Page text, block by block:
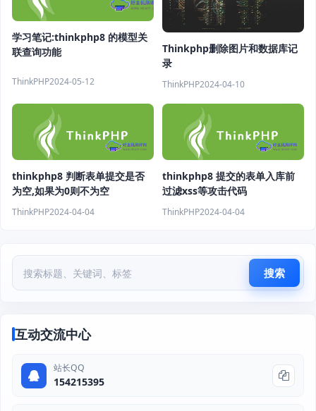
学习笔记:thinkphp8 的模型关
联查询功能
ThinkPHP2024-05-12
Thinkphp删除图片和数据库记
录
ThinkPHP2024-04-10
thinkphp8 判断表单提交是否
为空,如果为0则不为空
ThinkPHP2024-04-04
thinkphp8 提交的表单入库前
过滤xss等攻击代码
ThinkPHP2024-04-04
搜索
互动交流中心
站长QQ
154215395